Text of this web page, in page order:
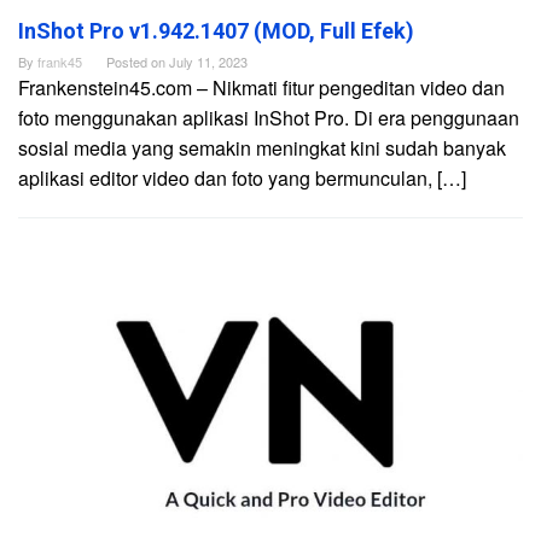
InShot Pro v1.942.1407 (MOD, Full Efek)
By frank45 Posted onJuly 11, 2023
Frankenstein45.com – Nikmati fitur pengeditan video dan
foto menggunakan aplikasi InShot Pro. Di era penggunaan
sosial media yang semakin meningkat kini sudah banyak
aplikasi editor video dan foto yang bermunculan, […]